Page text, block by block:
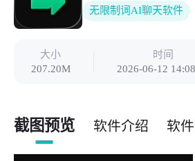
无限制词AI聊天软件
大小
207.20M
时间
2026-06-12
截图预览 软件介绍 软